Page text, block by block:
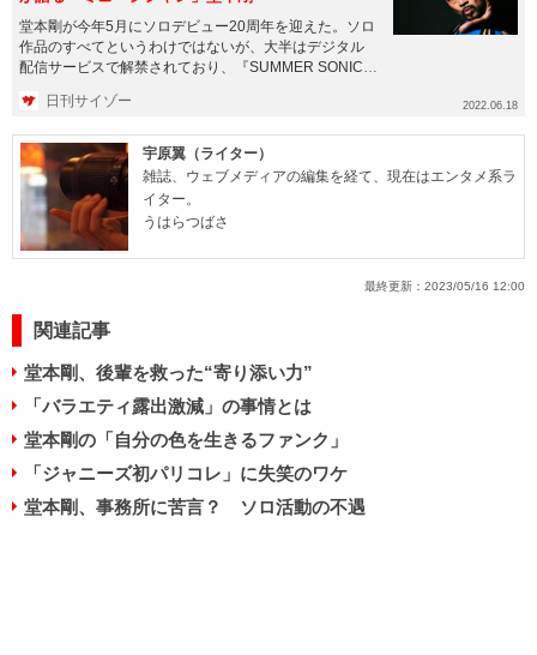
堂本剛が今年5月にソロデビュー20周年を迎えた。ソロ
作品のすべてというわけではないが、大半はデジタル
配信サービスで解禁されており、『SUMMER SONIC』
日刊サイゾー 2022.06.18
宇原翼（ライター）
雑誌、ウェブメディアの編集を経て、現在はエンタメ系ラ
イター。
うはらつばさ
最終更新： 2023/05/16 12:00
関連記事
堂本剛、後輩を救った“寄り添い力”
「バラエティ露出激減」の事情とは
堂本剛の「自分の色を生きるファンク」
「ジャニーズ初パリコレ」に失笑のワケ
堂本剛、事務所に苦言？ ソロ活動の不遇